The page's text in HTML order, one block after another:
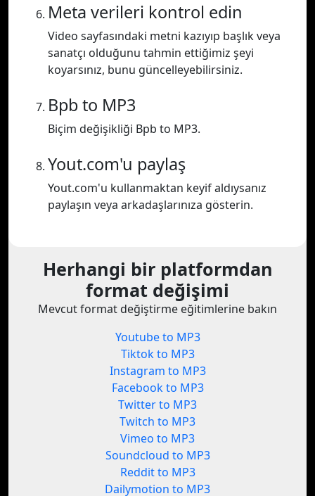
Meta verileri kontrol edin
Video sayfasındaki metni kazıyıp başlık veya
sanatçı olduğunu tahmin ettiğimiz şeyi
koyarsınız, bunu güncelleyebilirsiniz.
Bpb to MP3
Biçim değişikliği Bpb to MP3.
Yout.com'u paylaş
Yout.com'u kullanmaktan keyif aldıysanız
paylaşın veya arkadaşlarınıza gösterin.
Herhangi bir platformdan
format değişimi
Mevcut format değiştirme eğitimlerine bakın
Youtube to MP3
Tiktok to MP3
Instagram to MP3
Facebook to MP3
Twitter to MP3
Twitch to MP3
Vimeo to MP3
Soundcloud to MP3
Reddit to MP3
Dailymotion to MP3